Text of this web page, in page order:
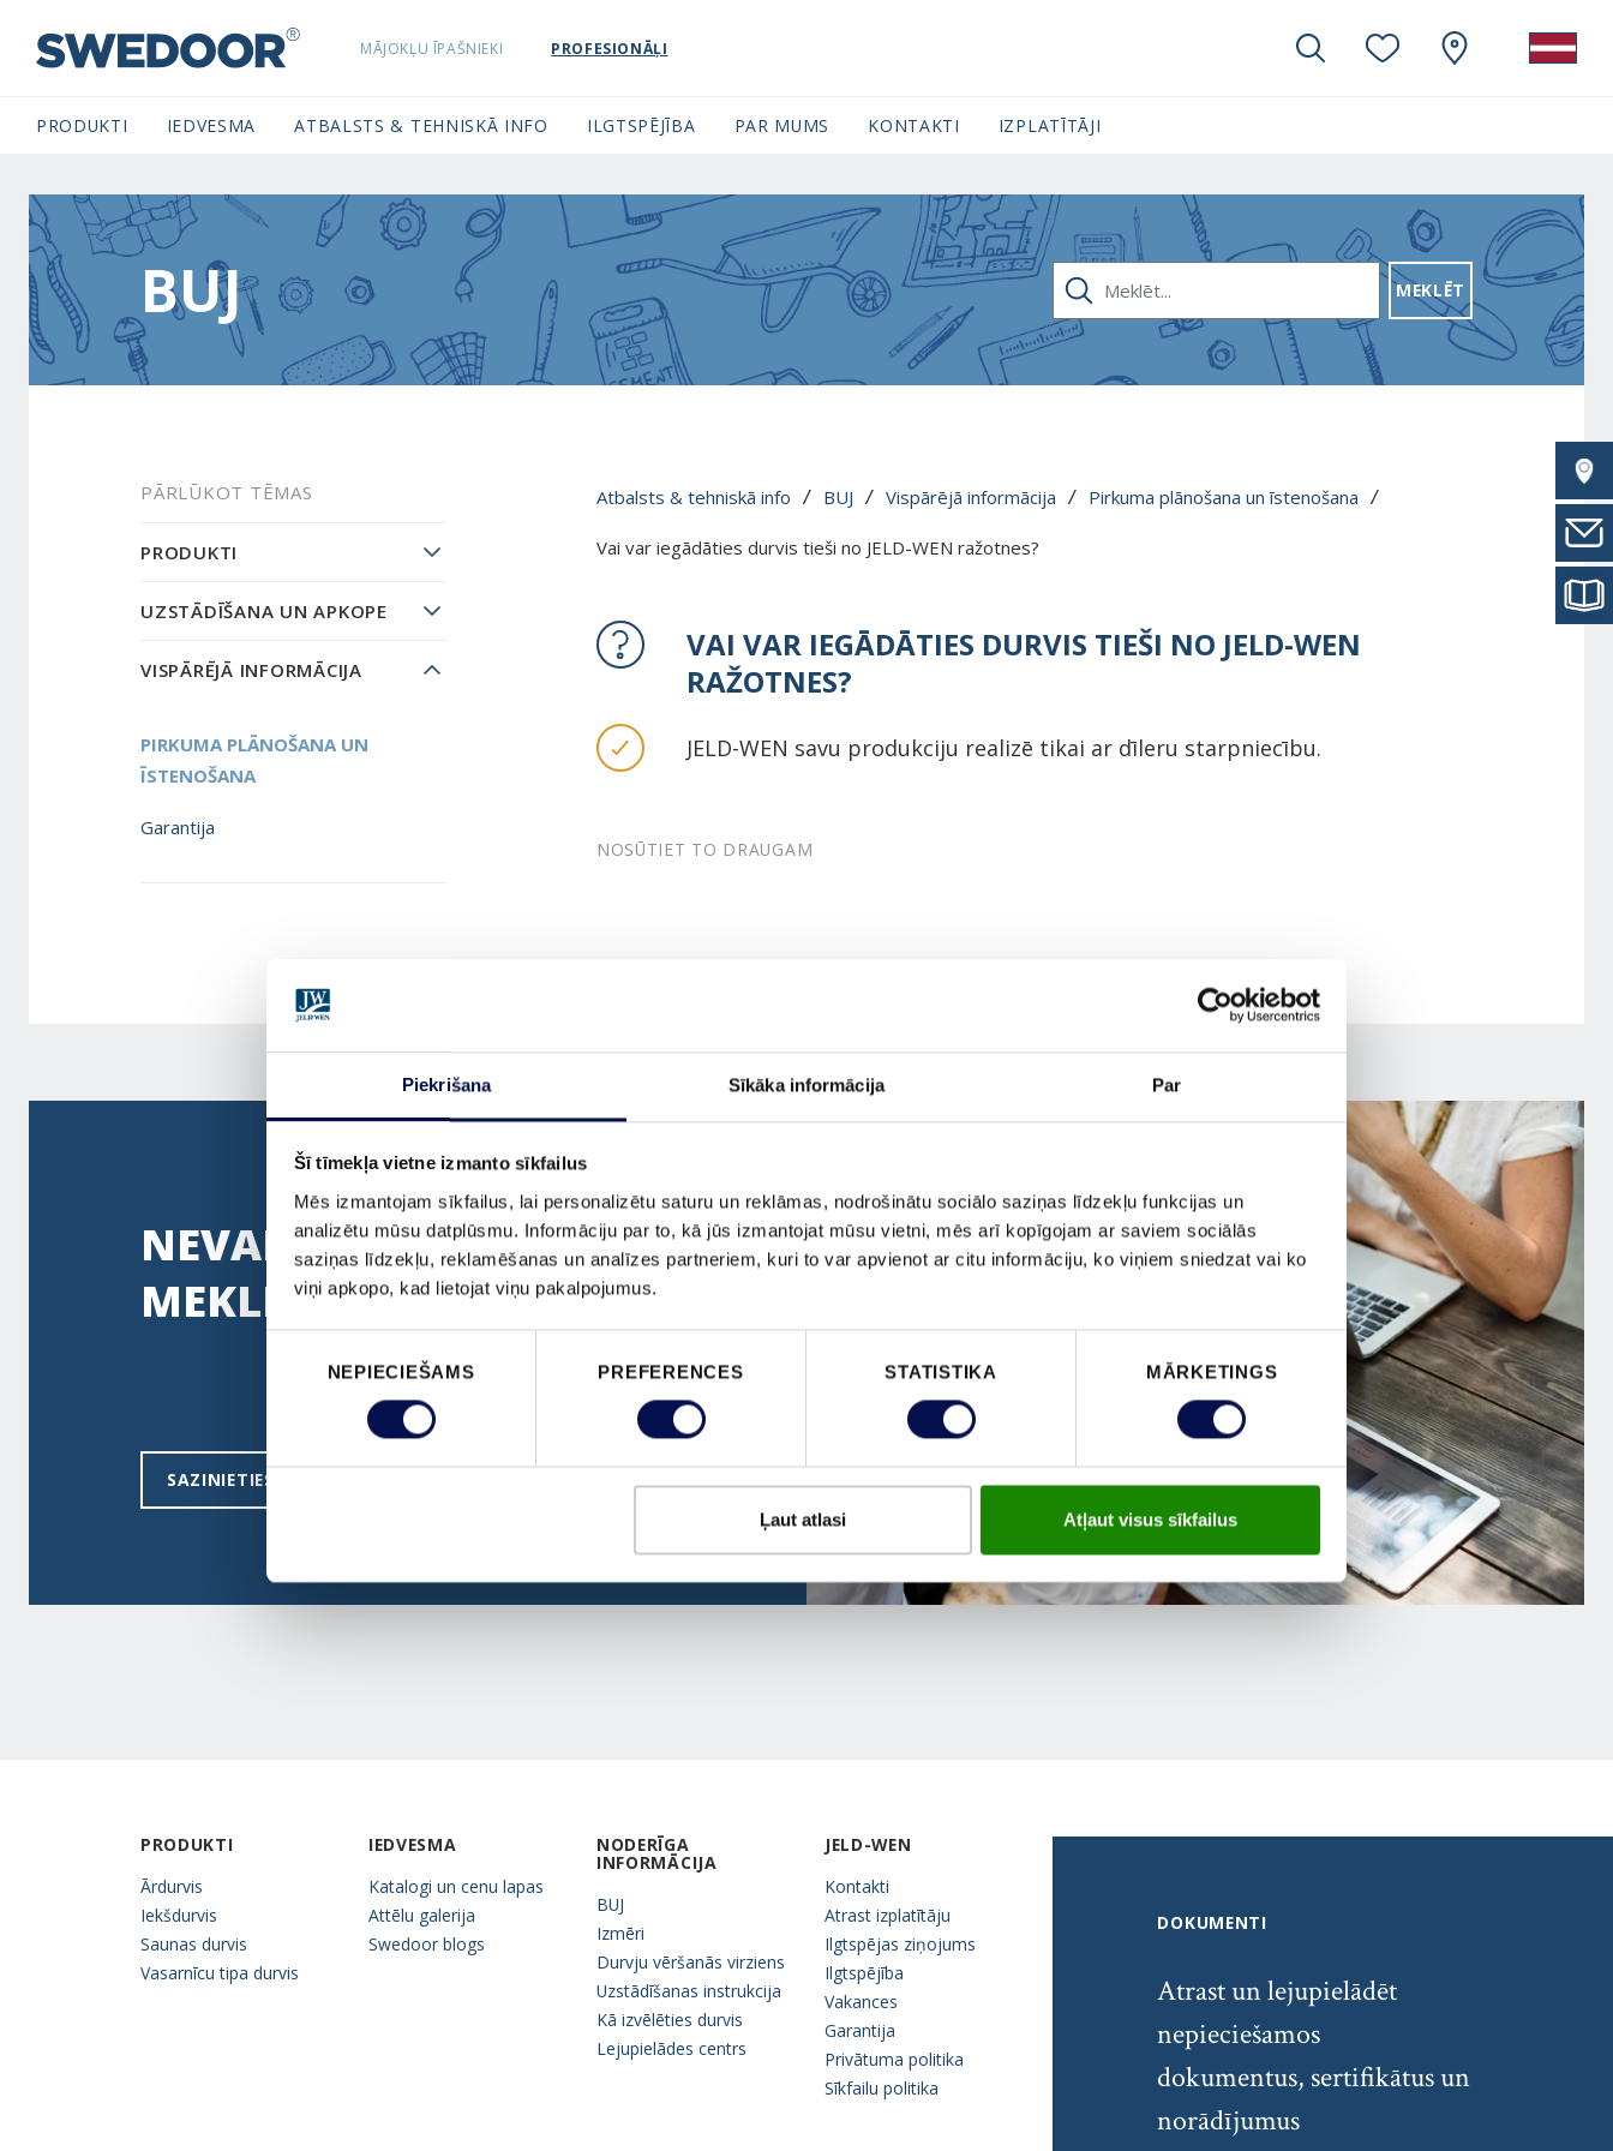
Piekrišana Sīkāka informācija Par
Šī tīmekļa vietne izmanto sīkfailus
Mēs izmantojam sīkfailus, lai personalizētu saturu un reklāmas, nodrošinātu sociālo saziņas līdzekļu funkcijas un
analizētu mūsu datplūsmu. Informāciju par to, kā jūs izmantojat mūsu vietni, mēs arī kopīgojam ar saviem sociālās
saziņas līdzekļu, reklamēšanas un analīzes partneriem, kuri to var apvienot ar citu informāciju, ko viņiem sniedzat vai ko
viņi apkopo, kad lietojat viņu pakalpojumus.
NEPIECIEŠAMS PREFERENCES STATISTIKA MĀRKETINGS
Ļaut atlasi Atļaut visus sīkfailus
SWEDOORLATVIA NAVIGATION
MĀJOKĻU ĪPAŠNIEKI PROFESIONĀĻI
PRODUKTI IEDVESMA ATBALSTS & TEHNISKĀ INFO ILGTSPĒJĪBA PAR MUMS KONTAKTI IZPLATĪTĀJI
BUJ MEKLĒT...
MEKLĒT
Atbalsts & tehniskā info / BUJ / Vispārējā informācija / Pirkuma plānošana un īstenošana /
Vai var iegādāties durvis tieši no JELD-WEN ražotnes?
VAI VAR IEGĀDĀTIES DURVIS TIEŠI NO JELD-WEN
RAŽOTNES?
JELD-WEN savu produkciju realizē tikai ar dīleru starpniecību.
NOSŪTIET TO DRAUGAM
PĀRLŪKOT TĒMAS
PRODUKTI
UZSTĀDĪŠANA UN APKOPE
VISPĀRĒJĀ INFORMĀCIJA
PIRKUMA PLĀNOŠANA UN
ĪSTENOŠANA
Garantija
NEVARAT ATRAST TO, KO
MEKLĒJAT?
SAZINIETIES AR MUMS
PRODUKTI
Ārdurvis
Iekšdurvis
Saunas durvis
Vasarnīcu tipa durvis
IEDVESMA
Katalogi un cenu lapas
Attēlu galerija
Swedoor blogs
NODERĪGA
INFORMĀCIJA
BUJ
Izmēri
Durvju vēršanās virziens
Uzstādīšanas instrukcija
Kā izvēlēties durvis
Lejupielādes centrs
JELD-WEN
Kontakti
Atrast izplatītāju
Ilgtspējas ziņojums
Ilgtspējība
Vakances
Garantija
Privātuma politika
Sīkfailu politika
DOKUMENTI
Atrast un lejupielādēt
nepieciešamos
dokumentus, sertifikātus un
norādījumus